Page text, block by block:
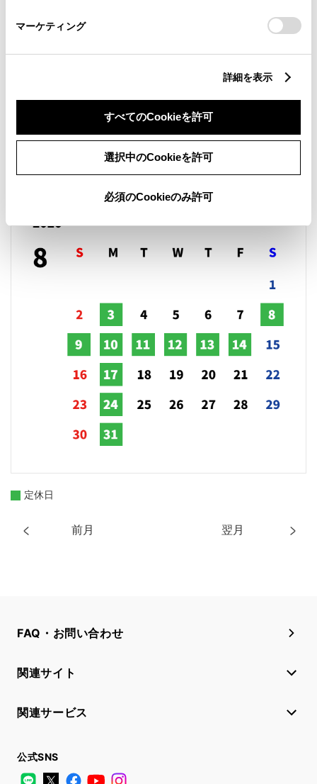
マーケティング
詳細を表示
すべてのCookieを許可
選択中のCookieを許可
必須のCookieのみ許可
キッズコーナー
営業日カレンダー
前月 翌月
定休日
FAQ・お問い合わせ
関連サイト
関連サービス
公式SNS
LINE
X FacebookYouTube